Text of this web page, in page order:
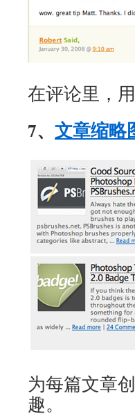
在评论里，
7、 文章缩略
为每篇文章
趣。